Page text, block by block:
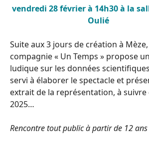
vendredi 28 février à 14h30 à la
Oulié
Suite aux 3 jours de création à
compagnie « Un Temps » propose
ludique sur les données
servi à élaborer le spectacle et
extrait de la représentation, à suivre
2025…
Rencontre tout public à partir de 12